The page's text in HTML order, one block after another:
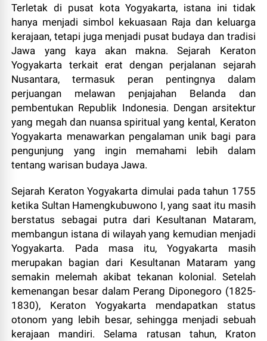
Terletak di pusat kota Yogyakarta, istana ini tidak
hanya menjadi simbol kekuasaan Raja dan keluarga
kerajaan, tetapi juga menjadi pusat budaya dan tradisi
Jawa yang kaya akan makna. Sejarah Keraton
Yogyakarta terkait erat dengan perjalanan sejarah
Nusantara, termasuk peran pentingnya dalam
perjuangan melawan penjajahan Belanda dan
pembentukan Republik Indonesia. Dengan arsitektur
yang megah dan nuansa spiritual yang kental, Keraton
Yogyakarta menawarkan pengalaman unik bagi para
pengunjung yang ingin memahami lebih dalam
tentang warisan budaya Jawa.
Sejarah Keraton Yogyakarta dimulai pada tahun 1755
ketika Sultan Hamengkubuwono I, yang saat itu masih
berstatus sebagai putra dari Kesultanan Mataram,
membangun istana di wilayah yang kemudian menjadi
Yogyakarta. Pada masa itu, Yogyakarta masih
merupakan bagian dari Kesultanan Mataram yang
semakin melemah akibat tekanan kolonial. Setelah
kemenangan besar dalam Perang Diponegoro (1825-
1830), Keraton Yogyakarta mendapatkan status
otonom yang lebih besar, sehingga menjadi sebuah
kerajaan mandiri. Selama ratusan tahun, Kraton